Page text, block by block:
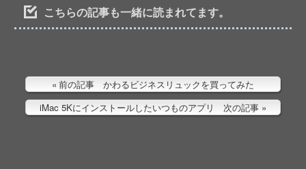
こちらの記事も一緒に読まれてます。
前の記事 かわるビジネスリュックを買ってみた
iMac 5Kにインストールしたいつものアプリ 次の記事